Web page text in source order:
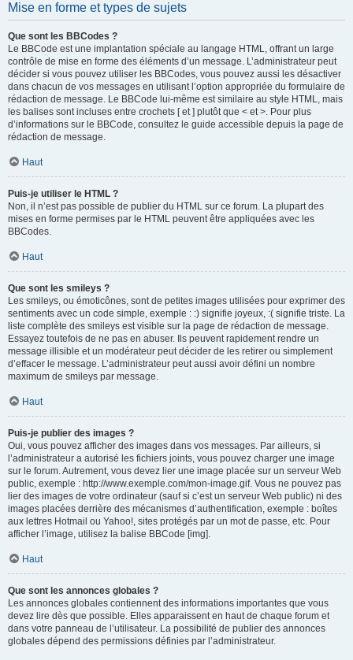
Mise en forme et types de sujets
Que sont les BBCodes ?
Le BBCode est une implantation spéciale au langage HTML, offrant un large
contrôle de mise en forme des éléments d’un message. L’administrateur peut
décider si vous pouvez utiliser les BBCodes, vous pouvez aussi les désactiver
dans chacun de vos messages en utilisant l’option appropriée du formulaire de
rédaction de message. Le BBCode lui-même est similaire au style HTML, mais
les balises sont incluses entre crochets [ et ] plutôt que < et >. Pour plus
d’informations sur le BBCode, consultez le guide accessible depuis la page de
rédaction de message.
Haut
Puis-je utiliser le HTML ?
Non, il n’est pas possible de publier du HTML sur ce forum. La plupart des
mises en forme permises par le HTML peuvent être appliquées avec les
BBCodes.
Haut
Que sont les smileys ?
Les smileys, ou émoticônes, sont de petites images utilisées pour exprimer des
sentiments avec un code simple, exemple : :) signifie joyeux, :( signifie triste. La
liste complète des smileys est visible sur la page de rédaction de message.
Essayez toutefois de ne pas en abuser. Ils peuvent rapidement rendre un
message illisible et un modérateur peut décider de les retirer ou simplement
d’effacer le message. L’administrateur peut aussi avoir défini un nombre
maximum de smileys par message.
Haut
Puis-je publier des images ?
Oui, vous pouvez afficher des images dans vos messages. Par ailleurs, si
l’administrateur a autorisé les fichiers joints, vous pouvez charger une image
sur le forum. Autrement, vous devez lier une image placée sur un serveur Web
public, exemple : http://www.exemple.com/mon-image.gif. Vous ne pouvez pas
lier des images de votre ordinateur (sauf si c’est un serveur Web public) ni des
images placées derrière des mécanismes d’authentification, exemple : boîtes
aux lettres Hotmail ou Yahoo!, sites protégés par un mot de passe, etc. Pour
afficher l’image, utilisez la balise BBCode [img].
Haut
Que sont les annonces globales ?
Les annonces globales contiennent des informations importantes que vous
devez lire dès que possible. Elles apparaissent en haut de chaque forum et
dans votre panneau de l’utilisateur. La possibilité de publier des annonces
globales dépend des permissions définies par l’administrateur.